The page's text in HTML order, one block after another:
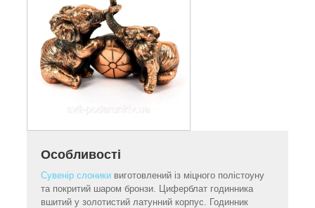
Особливості
Сувенір слоники виготовлений із міцного полістоуну
та покритий шаром бронзи. Циферблат годинника
вшитий у золотистий латунний корпус. Годинник